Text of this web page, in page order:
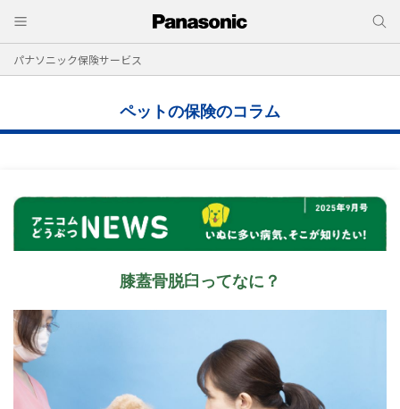
パナソニック保険サービス
ペットの保険のコラム
膝蓋骨脱臼ってなに？